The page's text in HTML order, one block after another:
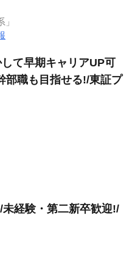
て早期キャリアUP可
部職も目指せる!/東証プ
未経験・第二新卒歓迎!/